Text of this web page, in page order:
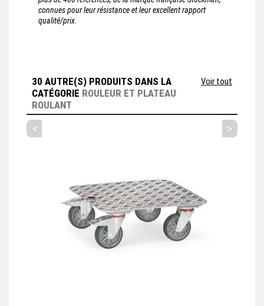
connues pour leur résistance et leur excellent rapport
qualité/prix.
30 AUTRE(S) PRODUITS DANS LA
CATÉGORIE ROULEUR ET PLATEAU
ROULANT
Voir tout
< >